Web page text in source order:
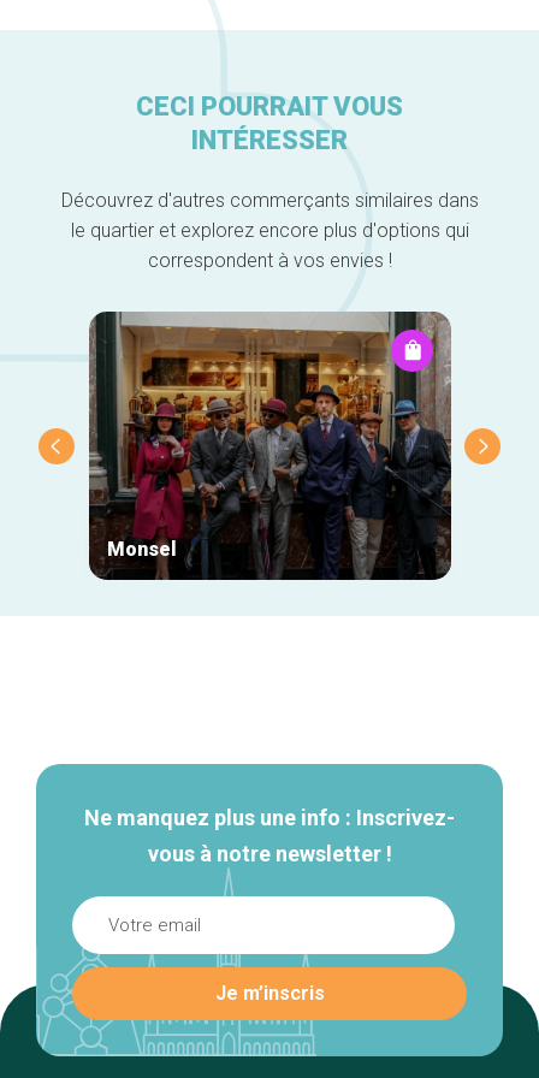
CECI POURRAIT VOUS
INTÉRESSER
Découvrez d'autres commerçants similaires dans
le quartier et explorez encore plus d'options qui
correspondent à vos envies !
Monsel
Ne manquez plus une info : Inscrivez-
vous à notre newsletter !